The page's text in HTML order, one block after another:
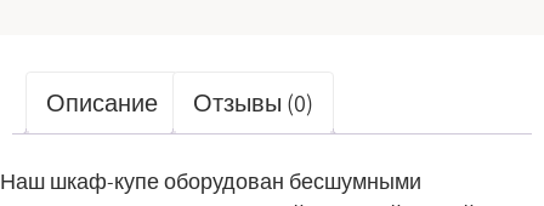
Описание Отзывы (0)
Наш шкаф-купе оборудован бесшумными